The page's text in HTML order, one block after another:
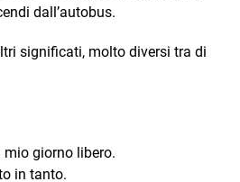
dall’autobus.
significati, molto diversi tra di
mio giorno libero.
in tanto.